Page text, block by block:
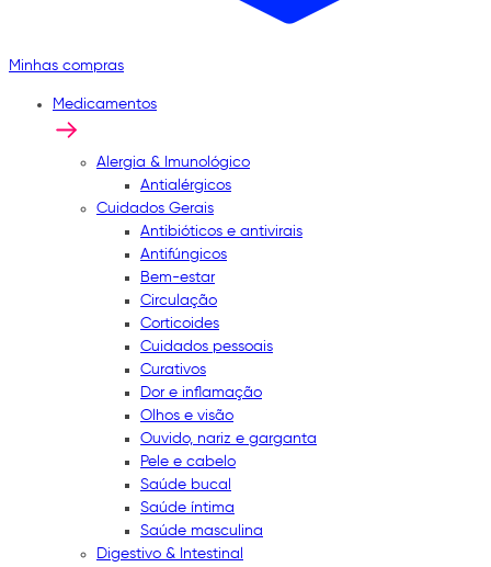
Minhas compras
Medicamentos
Alergia & Imunológico
Antialérgicos
Cuidados Gerais
Antibióticos e antivirais
Antifúngicos
Bem-estar
Circulação
Corticoides
Cuidados pessoais
Curativos
Dor e inflamação
Olhos e visão
Ouvido, nariz e garganta
Pele e cabelo
Saúde bucal
Saúde íntima
Saúde masculina
Digestivo & Intestinal